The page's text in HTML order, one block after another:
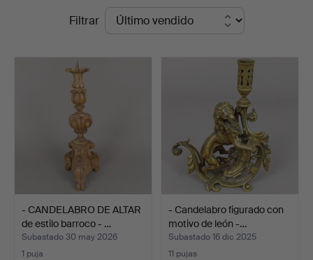
Filtrar
- CANDELABRO DE ALTAR
de estilo barroco - …
Subastado 30 may 2026
1 puja
- Candelabro figurado con
motivo de león -…
Subastado 16 dic 2025
11 pujas